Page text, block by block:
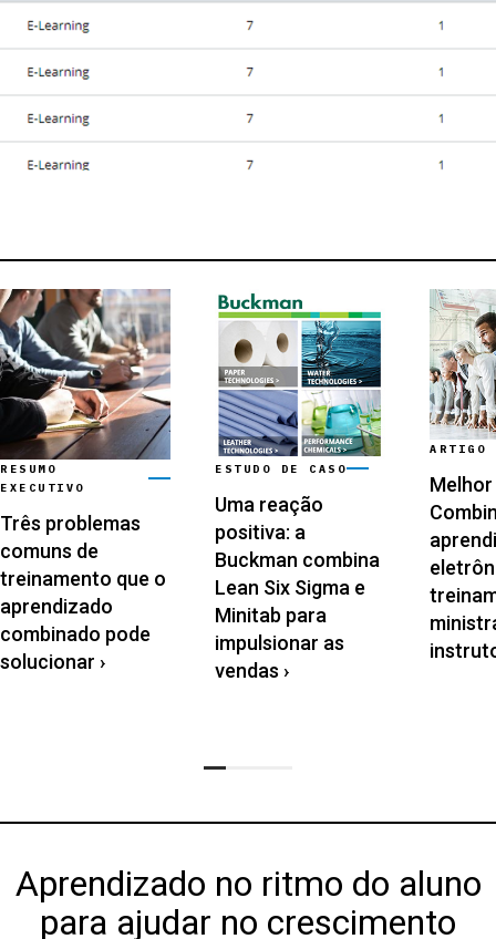
RESUMO
EXECUTIVO
Três problemas
comuns de
treinamento que o
aprendizado
combinado pode
solucionar ›
ESTUDO DE CASO
Uma reação
positiva: a
Buckman combina
Lean Six Sigma e
Minitab para
impulsionar as
vendas ›
ARTIGO
Aprendizado no ritmo do aluno
para ajudar no crescimento